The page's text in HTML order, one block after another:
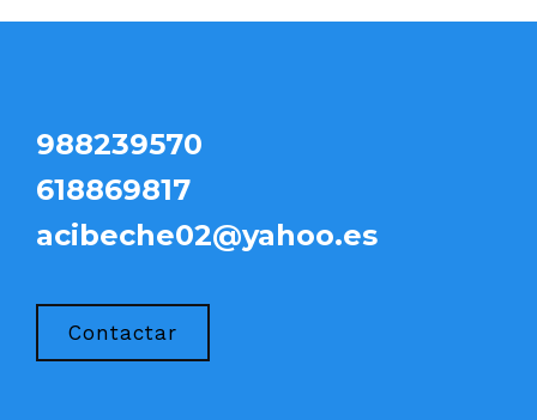
988239570
618869817
acibeche02@yahoo.es
Contactar